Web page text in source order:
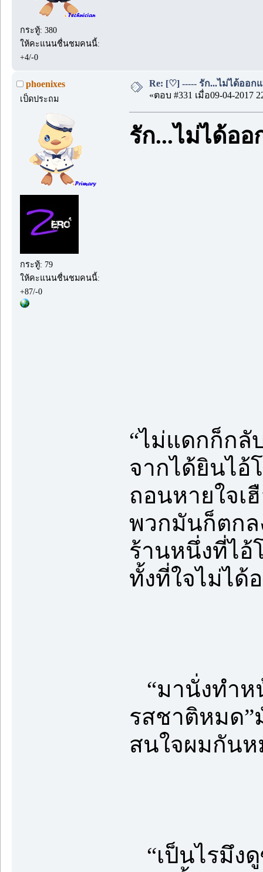
กระทู้: 380
ให้คะแนนชื่นชมคนนี้:
+4/-0
phoenixes
เป็ดประถม
กระทู้: 79
ให้คะแนนชื่นชมคนนี้:
+87/-0
Re: [♡] ----- รัก...ไม่ได้ออกแ
«ตอบ #331 เมื่อ09-04-2017
รัก...ไม่ได้ออ
“ไม่แดกก็กลั
จากได้ยินไอ้
ถอนหายใจเ
พวกมันก็ตกล
ร้านหนึ่งที่ไอ้
ทั้งที่ใจไม่ได้
“มานั่งทำห
รสชาติหมด
สนใจผมกันห
“เป็นไรมึง